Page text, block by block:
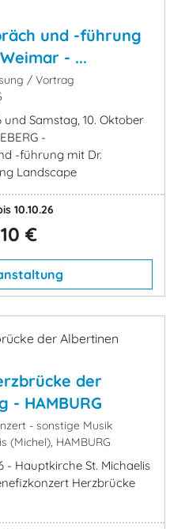
und -führung
- ...
/ Vortrag
Samstag, 10. Oktober
-
-führung mit Dr.
Landscape
10.10.26
10 €
der
HAMBURG
- sonstige Musik
(Michel), HAMBURG
- Hauptkirche St. Michaelis
Herzbrücke